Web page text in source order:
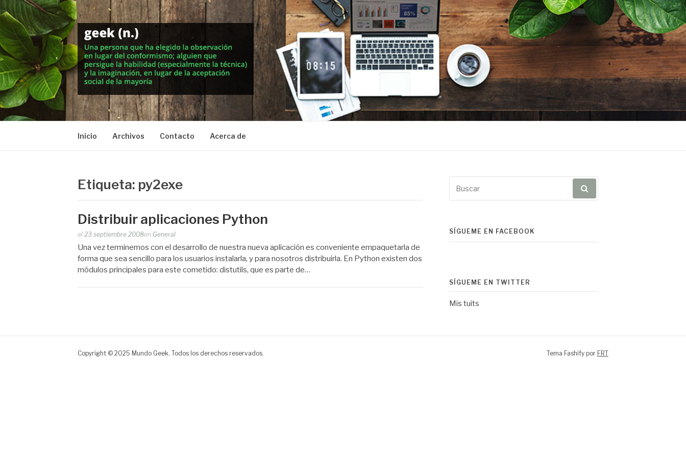
al
contenido
MUNDO GEEK
Vida inteligente en la geekosfera
Inicio Archivos Contacto Acerca de
Etiqueta: py2exe
Distribuir aplicaciones Python
Publicado
por
el 23 septiembre 2008en General
Una vez terminemos con el desarrollo de nuestra nueva aplicación es conveniente empaquetarla de
forma que sea sencillo para los usuarios instalarla, y para nosotros distribuirla. En Python existen dos
módulos principales para este cometido: distutils, que es parte de…
por:
SÍGUEME EN FACEBOOK
SÍGUEME EN TWITTER
Mis tuits
Copyright © 2025 Mundo Geek. Todos los derechos reservados. Tema Fashify por FRT